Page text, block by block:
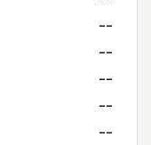
--
--
--
--
--